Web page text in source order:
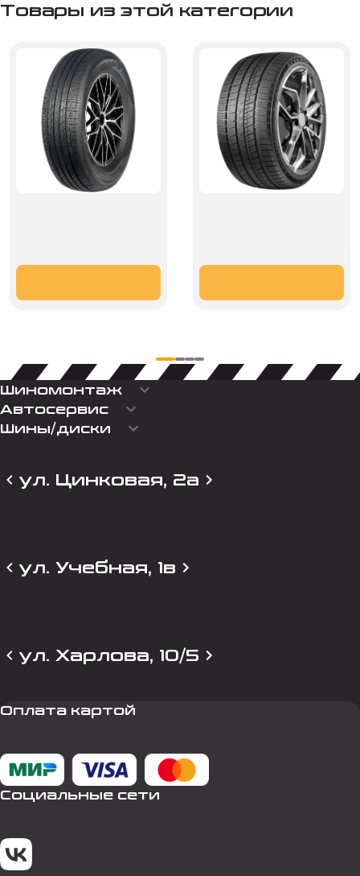
Товары из этой категории
Шиномонтаж keyboard_arrow_down
Автосервис keyboard_arrow_down
Шины/диски keyboard_arrow_down
ул. Цинковая, 2а
ул. Учебная, 1в
ул. Харлова, 10/5
Оплата картой
Социальные сети